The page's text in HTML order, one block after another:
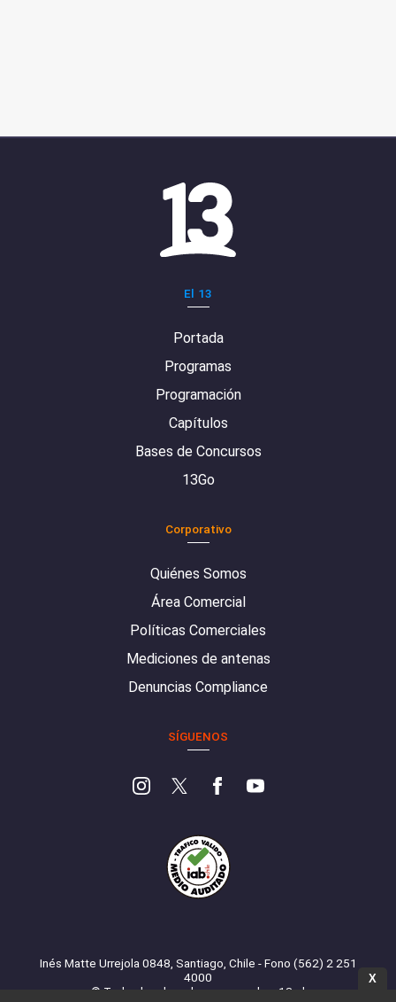
El 13
Portada
Programas
Programación
Capítulos
Bases de Concursos
13Go
Corporativo
Quiénes Somos
Área Comercial
Políticas Comerciales
Mediciones de antenas
Denuncias Compliance
SÍGUENOS
Inés Matte Urrejola 0848, Santiago, Chile - Fono (562) 2 251
4000
© Todos los derechos reservados. 13.cl
X